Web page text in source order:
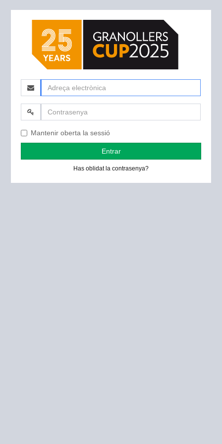
Adreça
Contrasenya
Mantenir oberta la sessió
Entrar
Has oblidat la contrasenya?